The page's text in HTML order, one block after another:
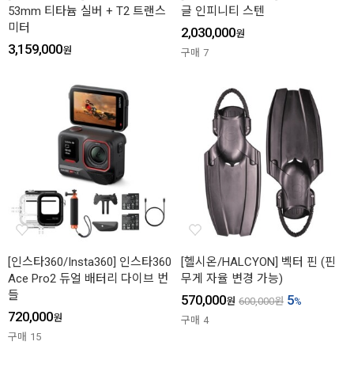
53mm 티타늄 실버 + T2 트랜스
미터
3,159,000원
글 인피니티 스텐
2,030,000원
구매 7
[인스타360/Insta360] 인스타360
Ace Pro2 듀얼 배터리 다이브 번
들
720,000원
구매 15
[헬시온/HALCYON] 벡터 핀 (핀
무게 자율 변경 가능)
570,000원 600,000원 5%
구매 4